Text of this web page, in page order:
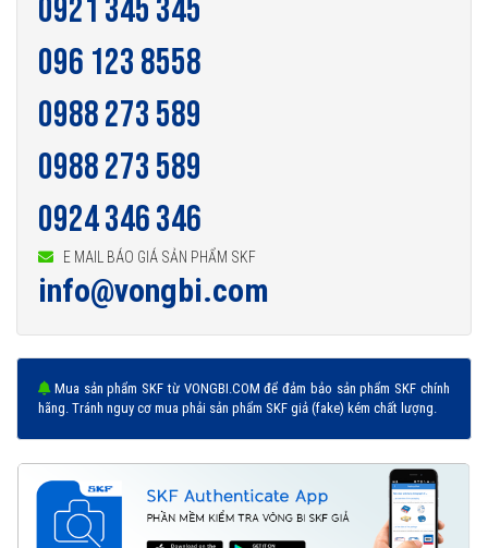
0921 345 345
096 123 8558
0988 273 589
0988 273 589
0924 346 346
E MAIL BÁO GIÁ SẢN PHẨM SKF
info@vongbi.com
Mua sản phẩm SKF từ VONGBI.COM để đảm bảo sản phẩm SKF chính
hãng. Tránh nguy cơ mua phải sản phẩm SKF giả (fake) kém chất lượng.